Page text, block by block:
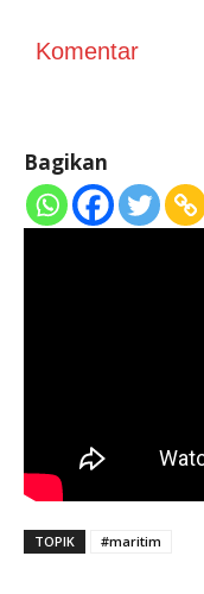
Komentar
Bagikan
TOPIK #maritim